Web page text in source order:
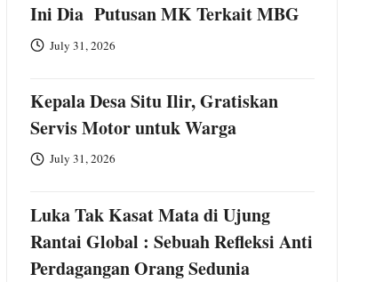
Ini Dia Putusan MK Terkait MBG
July 31, 2026
Kepala Desa Situ Ilir, Gratiskan
Servis Motor untuk Warga
July 31, 2026
Luka Tak Kasat Mata di Ujung
Rantai Global : Sebuah Refleksi Anti
Perdagangan Orang Sedunia